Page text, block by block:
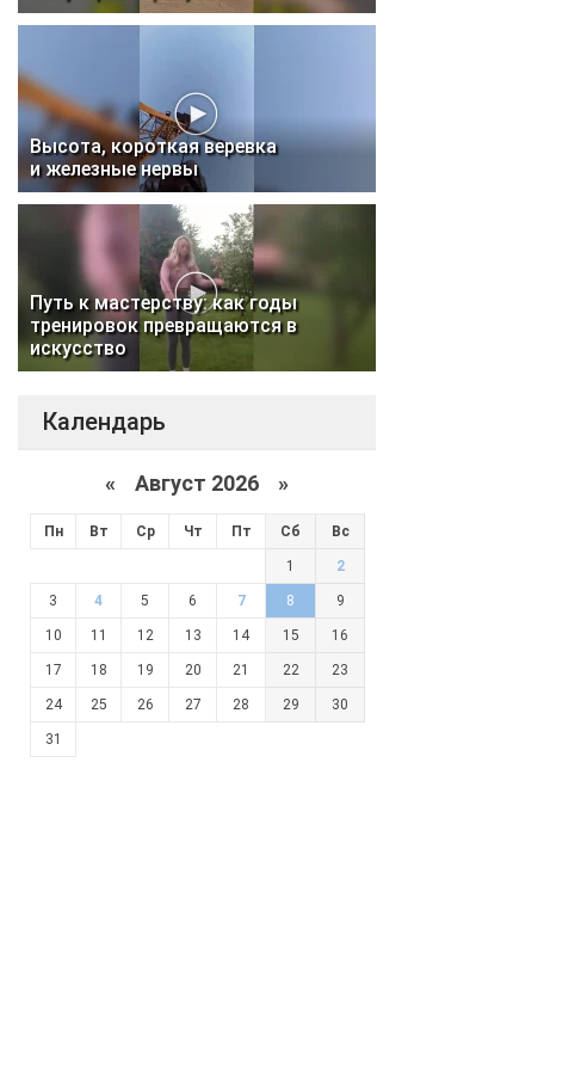
Высота, короткая веревка
и железные нервы
Путь к мастерству: как годы
тренировок превращаются в
искусство
Календарь
« Август 2026 »
Пн Вт Ср Чт Пт Сб Вс
1 2
3 4 5 6 7 8 9
10 11 12 13 14 15 16
17 18 19 20 21 22 23
24 25 26 27 28 29 30
31